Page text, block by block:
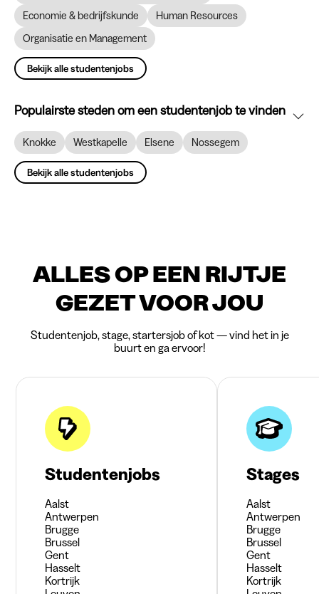
Economie & bedrijfskunde
Human Resources
Organisatie en Management
Bekijk alle studentenjobs
Populairste steden om een studentenjob te vinden
Knokke Westkapelle Elsene Nossegem
Bekijk alle studentenjobs
ALLES OP EEN RIJTJE
GEZET VOOR JOU
Studentenjob, stage, startersjob of kot — vind het in je
buurt en ga ervoor!
Studentenjobs
Aalst
Antwerpen
Brugge
Brussel
Gent
Hasselt
Kortrijk
Stages
Aalst
Antwerpen
Brugge
Brussel
Gent
Hasselt
Kortrijk